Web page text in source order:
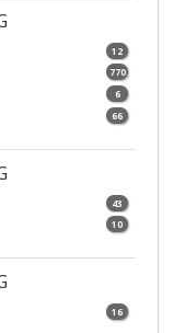
12
770
6
66
43
10
16